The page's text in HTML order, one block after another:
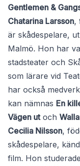
Gentlemen &
Chatarina Larsson,
är skådespelare,
Malmö. Hon har
stadsteater och
som lärare vid
har också
kan nämnas En
Vägen utoch
Cecilia Nilsson,
skådespelare,
film. Hon